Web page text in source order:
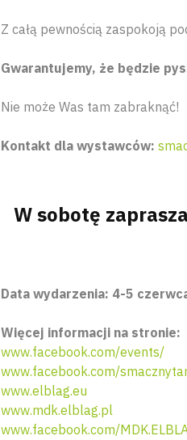
Z całą pewnością zaspokoją
Gwarantujemy, że będzie
Nie może Was tam zabraknąć!
Kontakt dla wystawców:
W sobotę
Data wydarzenia: 4-5
Więcej informacji na stronie:
www.facebook.com/events/
www.facebook.com/
www.elblag.eu
www.mdk.elblag.pl
www.facebook.com/